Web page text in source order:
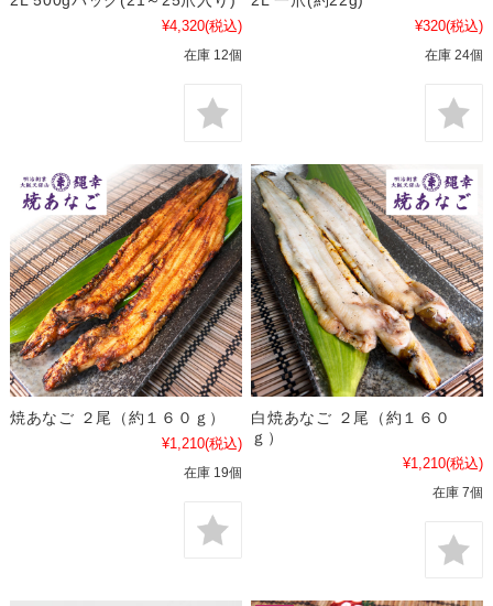
¥4,320(税込)
在庫 12個
¥320(税込)
在庫 24個
焼あなご ２尾（約１６０ｇ）
¥1,210(税込)
在庫 19個
白焼あなご ２尾（約１６０
ｇ）
¥1,210(税込)
在庫 7個